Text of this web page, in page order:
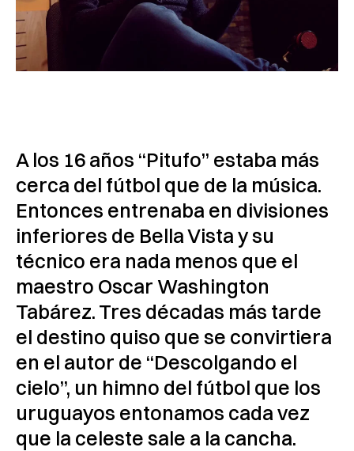
A los 16 años “Pitufo” estaba más
cerca del fútbol que de la música.
Entonces entrenaba en divisiones
inferiores de Bella Vista y su
técnico era nada menos que el
maestro Oscar Washington
Tabárez. Tres décadas más tarde
el destino quiso que se convirtiera
en el autor de “Descolgando el
cielo”, un himno del fútbol que los
uruguayos entonamos cada vez
que la celeste sale a la cancha.